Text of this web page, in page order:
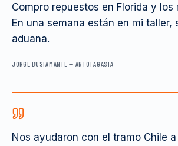
Compro repuestos en Florida y los
En una semana están en mi taller,
aduana.
JORGE BUSTAMANTE — ANTOFAGASTA
Nos ayudaron con el tramo Chile